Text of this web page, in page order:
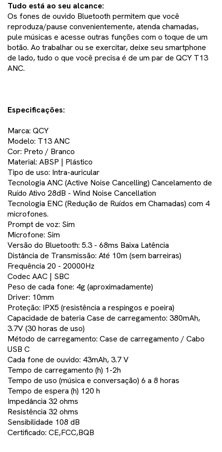
Tudo está ao seu alcance:
Os fones de ouvido Bluetooth permitem que você
reproduza/pause convenientemente, atenda chamadas,
pule músicas e acesse outras funções com o toque de um
botão. Ao trabalhar ou se exercitar, deixe seu smartphone
de lado, tudo o que você precisa é de um par de QCY T13
ANC.
Especificações:
Marca: QCY
Modelo: T13 ANC
Cor: Preto / Branco
Material: ABSP | Plástico
Tipo de uso: Intra-auricular
Tecnologia ANC (Active Noise Cancelling) Cancelamento de
Ruído Ativo 28dB - Wind Noise Cancellation
Tecnologia ENC (Redução de Ruídos em Chamadas) com 4
microfones.
Prompt de voz: Sim
Microfone: Sim
Versão do Bluetooth: 5.3 - 68ms Baixa Latência
Distância de Transmissão: Até 10m (sem barreiras)
Frequência 20 - 20000Hz
Codec AAC | SBC
Peso de cada fone: 4g (aproximadamente)
Driver: 10mm
Proteção: IPX5 (resistência a respingos e poeira)
Capacidade de bateria Case de carregamento: 380mAh,
3.7V (30 horas de uso)
Método de carregamento: Case de carregamento / Cabo
USB C
Cada fone de ouvido: 43mAh, 3.7 V
Tempo de carregamento (h) 1-2h
Tempo de uso (música e conversação) 6 a 8 horas
Tempo de espera (h) 120 h
Impedância 32 ohms
Resistência 32 ohms
Sensibilidade 108 dB
Certificado: CE,FCC,BQB